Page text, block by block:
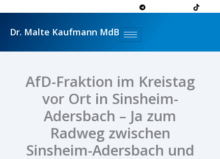
springen
Dr. Malte Kaufmann MdB
AfD-Fraktion im Kreistag
vor Ort in Sinsheim-
Adersbach – Ja zum
Radweg zwischen
Sinsheim-Adersbach und